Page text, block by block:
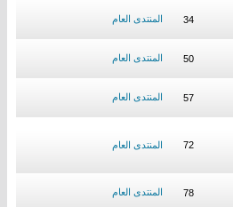
34 المنتدى العام
50 المنتدى العام
57 المنتدى العام
72 المنتدى العام
78 المنتدى العام